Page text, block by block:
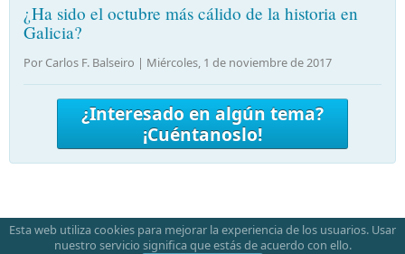
¿Ha sido el octubre más cálido de la historia en
Galicia?
Por Carlos F. Balseiro | Miércoles, 1 de noviembre de 2017
¿Interesado en algún tema?
¡Cuéntanoslo!
Esta web utiliza cookies para mejorar la experiencia de los usuarios. Usar
nuestro servicio significa que estás de acuerdo con ello.